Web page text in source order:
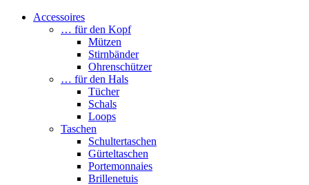
Accessoires
… für den Kopf
Mützen
Stirnbänder
Ohrenschützer
… für den Hals
Tücher
Schals
Loops
Taschen
Schultertaschen
Gürteltaschen
Portemonnaies
Brillenetuis